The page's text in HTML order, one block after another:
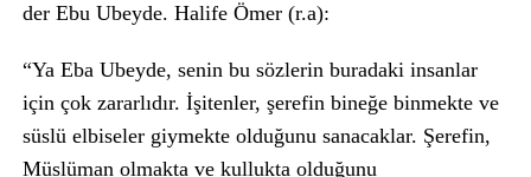
der Ebu Ubeyde. Halife Ömer (r.a):
“Ya Eba Ubeyde, senin bu sözlerin buradaki insanlar
için çok zararlıdır. İşitenler, şerefin bineğe binmekte ve
süslü elbiseler giymekte olduğunu sanacaklar. Şerefin,
Müslüman olmakta ve kullukta olduğunu